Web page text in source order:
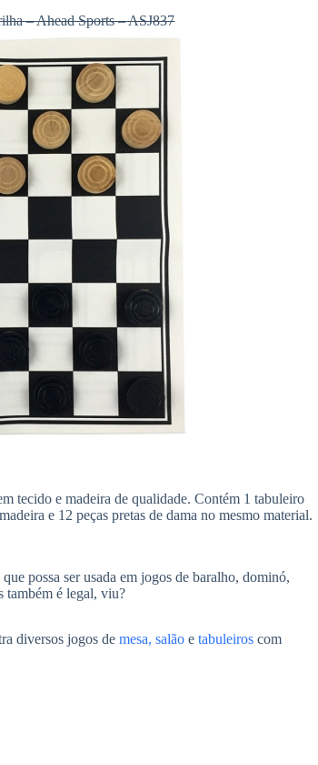
– Ahead Sports – ASJ837
tecido e madeira de qualidade. Contém 1 tabuleiro
e 12 peças pretas de dama no mesmo material.
possa ser usada em jogos de baralho, dominó,
também é legal, viu?
diversos jogos de mesa, salão e tabuleiros com